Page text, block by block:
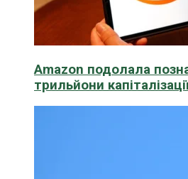
Amazon подолала
трильйони